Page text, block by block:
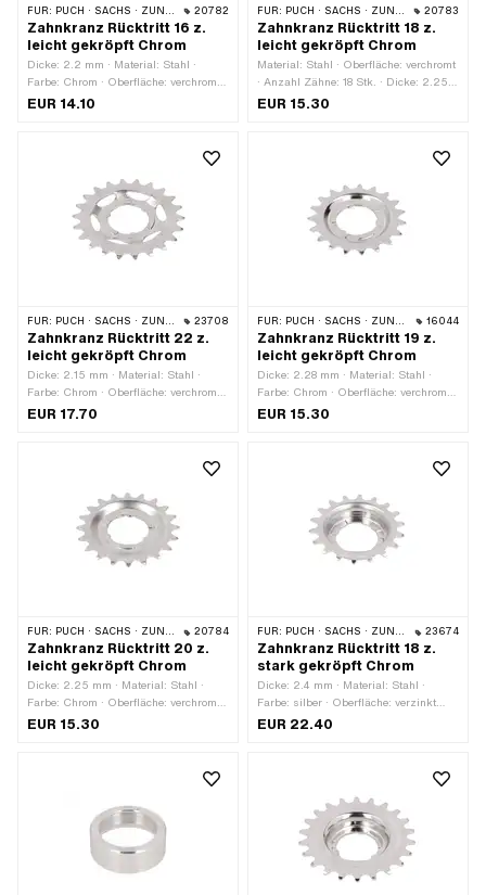
FÜR: PUCH · SACHS · ZÜNDAPP BELMONDO · CILO 20782
Zahnkranz Rücktritt 16 z.
leicht gekröpft Chrom
Dicke: 2.2 mm · Material: Stahl ·
Farbe: Chrom · Oberfläche: verchromt ·
Anzahl Zähne: 16 Stk.
EUR 14.10
FÜR: PUCH · SACHS · ZÜNDAPP BELMONDO · CILO 20783
Zahnkranz Rücktritt 18 z.
leicht gekröpft Chrom
Material: Stahl · Oberfläche: verchromt
· Anzahl Zähne: 18 Stk. · Dicke: 2.25
mm · Farbe: Chrom
EUR 15.30
FÜR: PUCH · SACHS · ZÜNDAPP BELMONDO · CILO 23708
Zahnkranz Rücktritt 22 z.
leicht gekröpft Chrom
Dicke: 2.15 mm · Material: Stahl ·
Farbe: Chrom · Oberfläche: verchromt ·
Anzahl Zähne: 22 Stk.
EUR 17.70
FÜR: PUCH · SACHS · ZÜNDAPP BELMONDO · CILO 16044
Zahnkranz Rücktritt 19 z.
leicht gekröpft Chrom
Dicke: 2.28 mm · Material: Stahl ·
Farbe: Chrom · Oberfläche: verchromt ·
Anzahl Zähne: 19 Stk.
EUR 15.30
FÜR: PUCH · SACHS · ZÜNDAPP BELMONDO · CILO 20784
Zahnkranz Rücktritt 20 z.
leicht gekröpft Chrom
Dicke: 2.25 mm · Material: Stahl ·
Farbe: Chrom · Oberfläche: verchromt ·
Anzahl Zähne: 20 Stk.
EUR 15.30
FÜR: PUCH · SACHS · ZÜNDAPP BELMONDO · CILO 23674
Zahnkranz Rücktritt 18 z.
stark gekröpft Chrom
Dicke: 2.4 mm · Material: Stahl ·
Farbe: silber · Oberfläche: verzinkt
(blau) · Anzahl Zähne: 18 Stk.
EUR 22.40